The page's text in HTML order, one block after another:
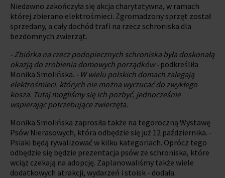
Niedawno zakończyła się akcja charytatywna, w ramach
której zbierano elektrośmieci. Zgromadzony sprzęt został
sprzedany, a cały dochód trafi na rzecz schroniska dla
bezdomnych zwierząt.
- Zbiórka na rzecz podopiecznych schroniska była doskonałą
okazją do zrobienia domowych porządków - podkreśliła
Monika Smolińska. - W wielu polskich domach zalegają
elektrośmieci, których nie można wyrzucać do zwykłego
kosza. Tutaj mogliśmy się ich pozbyć, jednocześnie
wspierając potrzebujące zwierzęta.
Monika Smolińska zaprosiła także na tegoroczną Wystawę
Psów Nierasowych, która odbędzie się już 12 października. -
Psiaki będą rywalizować w kilku kategoriach. Oprócz tego
odbędzie się będzie prezentacja psów ze schroniska, które
wciąż czekają na adopcję. Zaplanowaliśmy także wiele
dodatkowych atrakcji, wydarzeń i stoisk - dodała.